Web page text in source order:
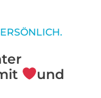
und